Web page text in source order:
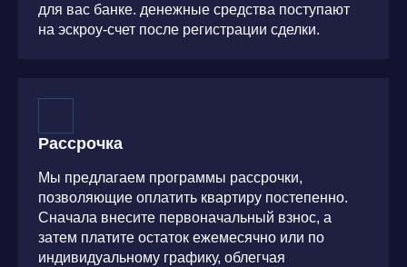
для вас банке. денежные средства поступают
на эскроу-счет после регистрации сделки.
Рассрочка
Мы предлагаем программы рассрочки,
позволяющие оплатить квартиру постепенно.
Сначала внесите первоначальный взнос, а
затем платите остаток ежемесячно или по
индивидуальному графику, облегчая